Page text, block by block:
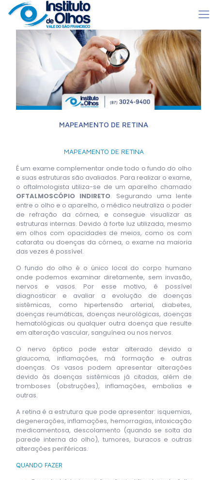
MAPEAMENTO DE RETINA
MAPEAMENTO DE RETINA
É um exame complementar onde todo o fundo do olho
e suas estruturas são avaliados. Para realizar o exame,
o oftalmologista utiliza-se de um aparelho chamado
OFTALMOSCÓPIO INDIRETO. Segurando uma lente
entre o olho e o aparelho, o médico neutraliza o poder
de refração da córnea, e consegue visualizar as
estruturas internas. Devido à forte luz utilizada, mesmo
em olhos com opacidades de meios, como os com
catarata ou doenças da córnea, o exame na maioria
das vezes é possível.
O fundo do olho é o único local do corpo humano
onde podemos examinar diretamente, sem invasão,
nervos e vasos. Por esse motivo, é possível
diagnosticar e avaliar a evolução de doenças
sistêmicas, como hipertensão arterial, diabetes,
doenças reumáticas, doenças neurológicas, doenças
hematológicas ou qualquer outra doença que resulte
em alteração vascular, sanguínea ou nos nervos.
O nervo óptico pode estar alterado devido a
glaucoma, inflamações, má formação e outras
doenças. Os vasos podem apresentar alterações
devido às doenças sistêmicas já citadas, além de
tromboses (obstruções), inflamações, embolias e
outras.
A retina é a estrutura que pode apresentar: isquemias,
degenerações, inflamações, hemorragias, intoxicação
medicamentosa, descolamento (quando se solta da
parede interna do olho), tumores, buracos e outras
alterações periféricas.
QUANDO FAZER